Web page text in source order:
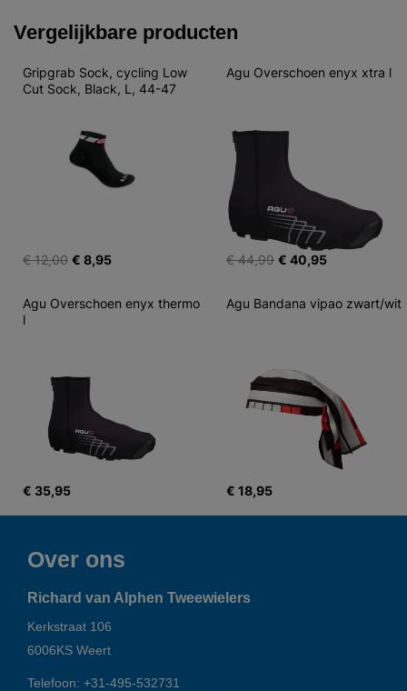
Vergelijkbare producten
Gripgrab Sock, cycling Low
Cut Sock, Black, L, 44-47
€ 12,00 € 8,95
Agu Overschoen enyx xtra l
€ 44,99 € 40,95
Agu Overschoen enyx thermo
l
€ 35,95
Agu Bandana vipao zwart/wit
€ 18,95
Over ons
Richard van Alphen Tweewielers
Kerkstraat 106
6006KS Weert
Telefoon: +31-495-532731